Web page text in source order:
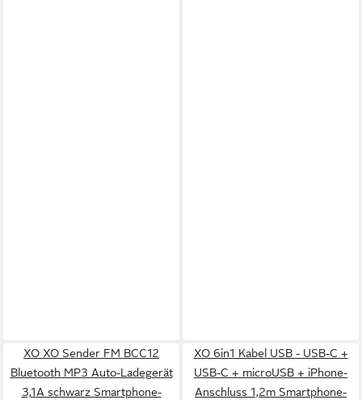
XO XO Sender FM BCC12
Bluetooth MP3 Auto-Ladegerät
3,1A schwarz Smartphone-
XO 6in1 Kabel USB - USB-C +
USB-C + microUSB + iPhone-
Anschluss 1,2m Smartphone-